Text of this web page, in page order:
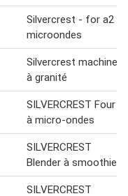
Silvercrest - for a2
microondes
Silvercrest machine
à granité
SILVERCREST Four
à micro-ondes
SILVERCREST
Blender à smoothie
SILVERCREST